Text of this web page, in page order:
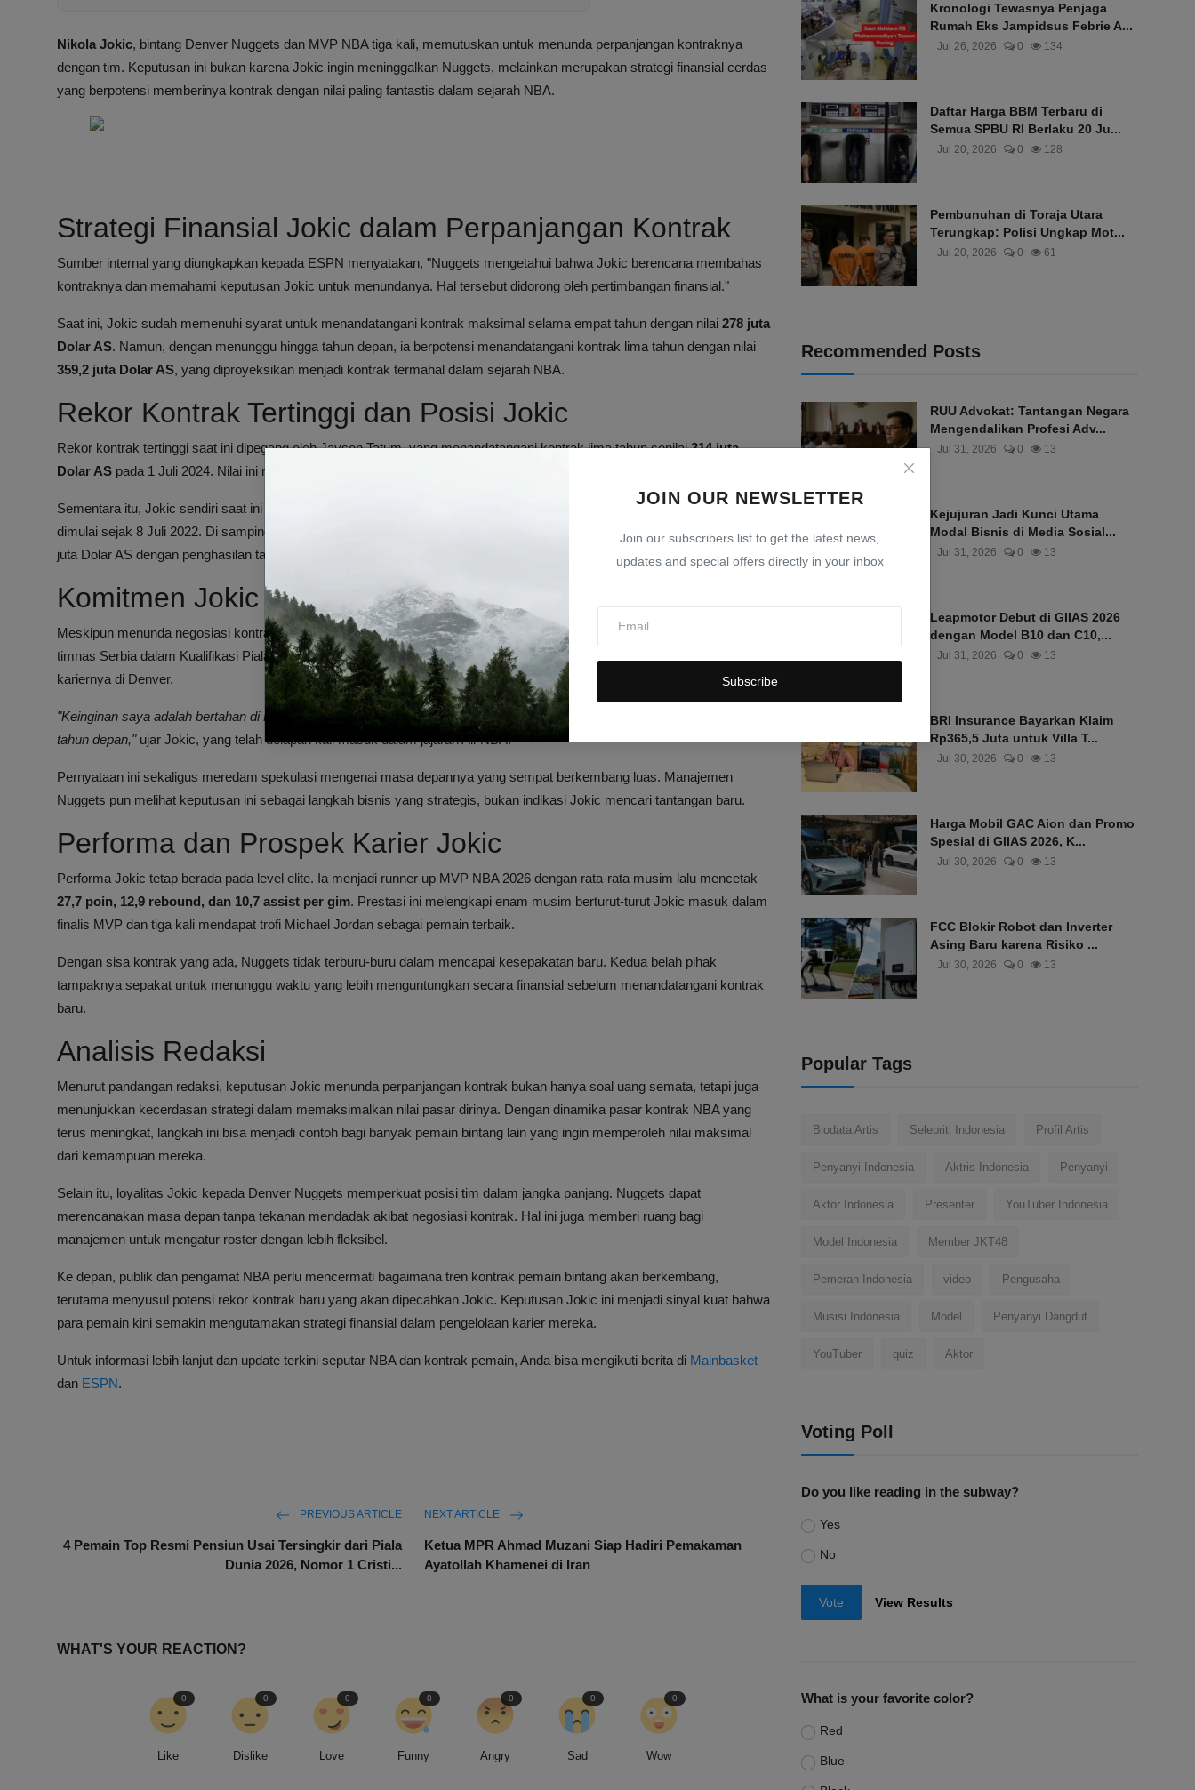
JOIN OUR NEWSLETTER
Join our subscribers list to get the latest news,
updates and special offers directly in your inbox
Subscribe
Nikola Jokic, bintang Denver Nuggets dan MVP NBA tiga kali, memutuskan untuk menunda perpanjangan kontraknya
dengan tim. Keputusan ini bukan karena Jokic ingin meninggalkan Nuggets, melainkan merupakan strategi finansial cerdas
yang berpotensi memberinya kontrak dengan nilai paling fantastis dalam sejarah NBA.
Strategi Finansial Jokic dalam Perpanjangan Kontrak
Sumber internal yang diungkapkan kepada ESPN menyatakan, "Nuggets mengetahui bahwa Jokic berencana membahas
kontraknya dan memahami keputusan Jokic untuk menundanya. Hal tersebut didorong oleh pertimbangan finansial."
Saat ini, Jokic sudah memenuhi syarat untuk menandatangani kontrak maksimal selama empat tahun dengan nilai 278 juta
Dolar AS. Namun, dengan menunggu hingga tahun depan, ia berpotensi menandatangani kontrak lima tahun dengan nilai
359,2 juta Dolar AS, yang diproyeksikan menjadi kontrak termahal dalam sejarah NBA.
Rekor Kontrak Tertinggi dan Posisi Jokic
Rekor kontrak tertinggi saat ini dipegang oleh Jayson Tatum, yang menandatangani kontrak lima tahun senilai314 juta
Dolar AS pada 1 Juli 2024. Nilai ini mengalahkan kontrak Jaylen Brown senilai 304 juta Dolar AS.
Sementara itu, Jokic sendiri saat ini menempati jajaran kontrak tertinggi dengan kontrak senilai 276 juta Dolar ASyang
dimulai sejak 8 Juli 2022. Di samping itu, ada juga Shai Gilgeous-Alexander yang memiliki kontrak empat tahun senilai 285
juta Dolar AS dengan penghasilan tahunan mencapai 71,25 juta Dolar AS.
Komitmen Jokic kepada Denver Nuggets
Meskipun menunda negosiasi kontrak, Jokic menegaskan loyalitasnya kepada Denver Nuggets. Setelah memperkuat
timnas Serbia dalam Kualifikasi Piala Dunia FIBA 2027, ia menyatakan keinginannya untuk menghabiskan seluruh
kariernya di Denver.
"Keinginan saya adalah bertahan di Denver sepanjang karier. Kemungkinan besar saya akan menandatangani kontrak
tahun depan,"ujar Jokic, yang telah delapan kali masuk dalam jajaran All-NBA.
Pernyataan ini sekaligus meredam spekulasi mengenai masa depannya yang sempat berkembang luas. Manajemen
Nuggets pun melihat keputusan ini sebagai langkah bisnis yang strategis, bukan indikasi Jokic mencari tantangan baru.
Performa dan Prospek Karier Jokic
Performa Jokic tetap berada pada level elite. Ia menjadi runner up MVP NBA 2026 dengan rata-rata musim lalu mencetak
27,7 poin, 12,9 rebound, dan 10,7 assist per gim. Prestasi ini melengkapi enam musim berturut-turut Jokic masuk dalam
finalis MVP dan tiga kali mendapat trofi Michael Jordan sebagai pemain terbaik.
Dengan sisa kontrak yang ada, Nuggets tidak terburu-buru dalam mencapai kesepakatan baru. Kedua belah pihak
tampaknya sepakat untuk menunggu waktu yang lebih menguntungkan secara finansial sebelum menandatangani kontrak
baru.
Analisis Redaksi
Menurut pandangan redaksi, keputusan Jokic menunda perpanjangan kontrak bukan hanya soal uang semata, tetapi juga
menunjukkan kecerdasan strategi dalam memaksimalkan nilai pasar dirinya. Dengan dinamika pasar kontrak NBA yang
terus meningkat, langkah ini bisa menjadi contoh bagi banyak pemain bintang lain yang ingin memperoleh nilai maksimal
dari kemampuan mereka.
Selain itu, loyalitas Jokic kepada Denver Nuggets memperkuat posisi tim dalam jangka panjang. Nuggets dapat
merencanakan masa depan tanpa tekanan mendadak akibat negosiasi kontrak. Hal ini juga memberi ruang bagi
manajemen untuk mengatur roster dengan lebih fleksibel.
Ke depan, publik dan pengamat NBA perlu mencermati bagaimana tren kontrak pemain bintang akan berkembang,
terutama menyusul potensi rekor kontrak baru yang akan dipecahkan Jokic. Keputusan Jokic ini menjadi sinyal kuat bahwa
para pemain kini semakin mengutamakan strategi finansial dalam pengelolaan karier mereka.
Untuk informasi lebih lanjut dan update terkini seputar NBA dan kontrak pemain, Anda bisa mengikuti berita di Mainbasket
dan ESPN.
PREVIOUS ARTICLE
4 Pemain Top Resmi Pensiun Usai Tersingkir dari Piala
Dunia 2026, Nomor 1 Cristi...
NEXT ARTICLE
Ketua MPR Ahmad Muzani Siap Hadiri Pemakaman
Ayatollah Khamenei di Iran
WHAT'S YOUR REACTION?
Like
0
Dislike
0
Love
0
Funny
0
Angry
0
Sad
0
Wow
0
Kronologi Tewasnya Penjaga
Rumah Eks Jampidsus Febrie A...
Jul 26, 2026 0 134
Daftar Harga BBM Terbaru di
Semua SPBU RI Berlaku 20 Ju...
Jul 20, 2026 0 128
Pembunuhan di Toraja Utara
Terungkap: Polisi Ungkap Mot...
Jul 20, 2026 0 61
Recommended Posts
RUU Advokat: Tantangan Negara
Mengendalikan Profesi Adv...
Jul 31, 2026 0 13
Kejujuran Jadi Kunci Utama
Modal Bisnis di Media Sosial...
Jul 31, 2026 0 13
Leapmotor Debut di GIIAS 2026
dengan Model B10 dan C10,...
Jul 31, 2026 0 13
BRI Insurance Bayarkan Klaim
Rp365,5 Juta untuk Villa T...
Jul 30, 2026 0 13
Harga Mobil GAC Aion dan Promo
Spesial di GIIAS 2026, K...
Jul 30, 2026 0 13
FCC Blokir Robot dan Inverter
Asing Baru karena Risiko ...
Jul 30, 2026 0 13
Popular Tags
Biodata Artis Selebriti Indonesia Profil Artis
Penyanyi Indonesia Aktris Indonesia Penyanyi
Aktor Indonesia Presenter YouTuber Indonesia
Model Indonesia Member JKT48
Pemeran Indonesia video Pengusaha
Musisi Indonesia Model Penyanyi Dangdut
YouTuber quiz Aktor
Voting Poll
Do you like reading in the subway?
Yes
No
Vote View Results
What is your favorite color?
Red
Blue